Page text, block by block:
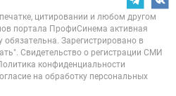
цитировании и любом другом
портала ПрофиСинема активная
обязательна. Зарегистрировано в
Свидетельство о регистрации СМИ
конфиденциальности
на обработку персональных